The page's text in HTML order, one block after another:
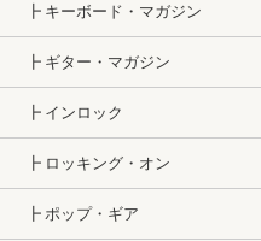
┣ キーボード・マガジン
┣ ギター・マガジン
┣ インロック
┣ ロッキング・オン
┣ ポップ・ギア